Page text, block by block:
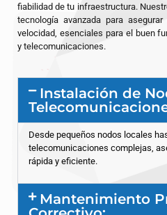
fiabilidad de tu infraestructura.
tecnología avanzada para
velocidad, esenciales para el buen
y telecomunicaciones.
Instalación de
Desde pequeños nodos locales
telecomunicaciones complejas,
rápida y eficiente.
Mantenimiento